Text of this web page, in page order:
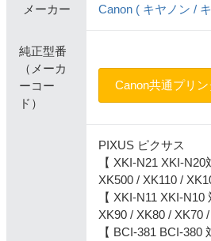
メーカー Canon ( キヤノン /
純正型番
（メーカ
ーコー
ド）
Canon共通プリ
PIXUS ピクサス
【 XKI-N21 XKI-N20
XK500 / XK110 /
【 XKI-N11 XKI-N10
XK90 / XK80 / XK70
【 BCI-381 BCI-380